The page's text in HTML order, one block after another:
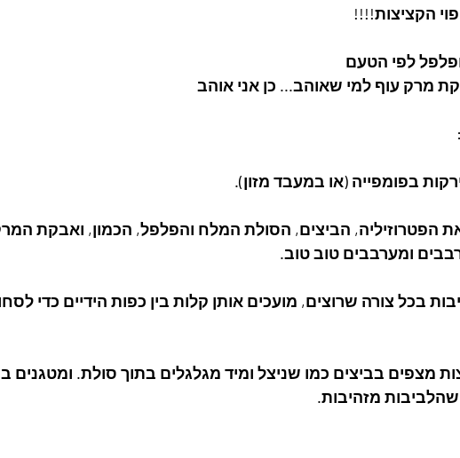
לפי הטעם
מרק עוף למי שאוהב... כן אני אוהב
את הפטרוזיליה, הביצים, הסולת המלח והפלפל, הכמון, ואבקת
ומערבבים טוב טוב.
בכל צורה שרוצים, מועכים אותן קלות בין כפות הידיים כדי
מצפים בביצים כמו שניצל ומיד מגלגלים בתוך סולת. ומטגנים
מזהיבות.